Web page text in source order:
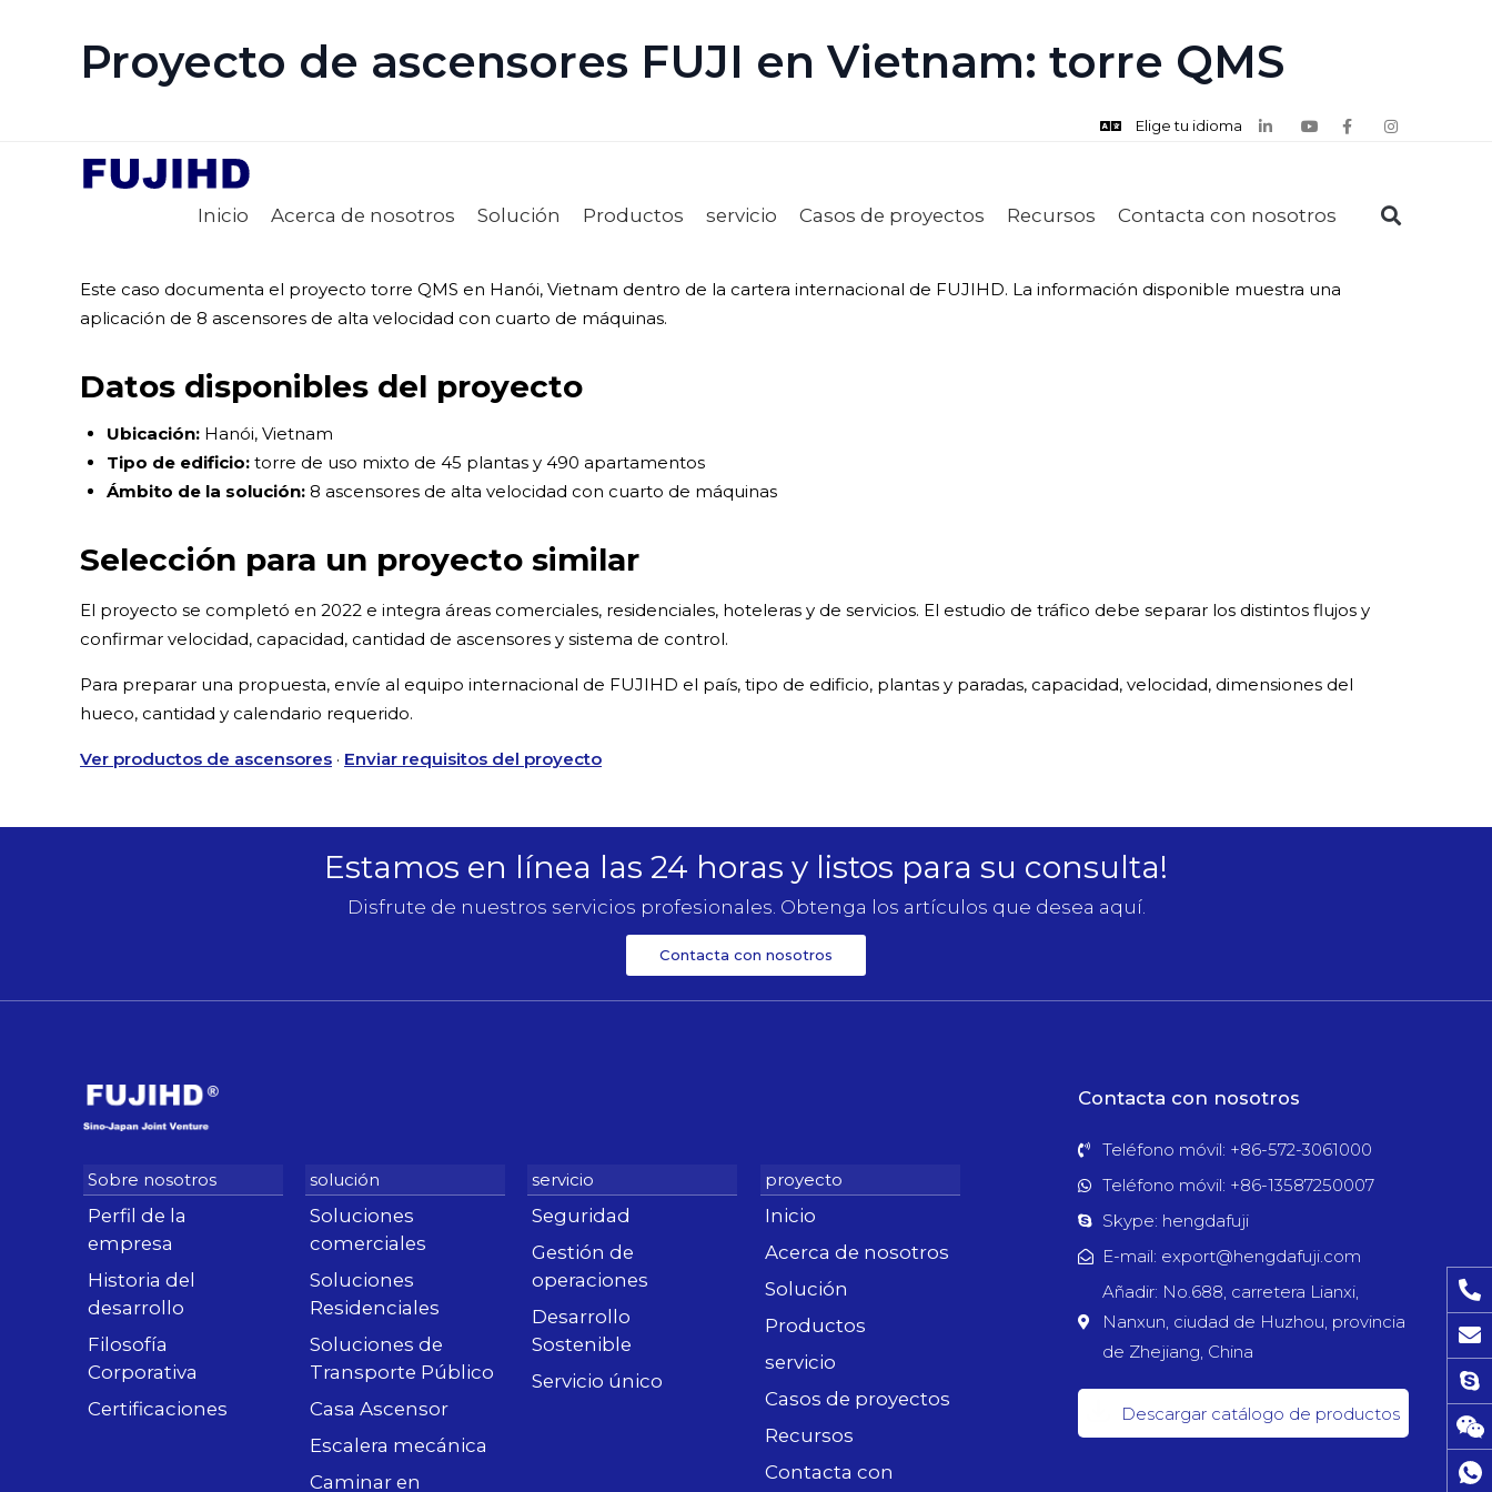
Proyecto de ascensores FUJI en Vietnam: torre QMS
Elige tu idioma
Inicio Acerca de nosotros Solución Productos servicio Casos de proyectos Recursos Contacta con nosotros
Este caso documenta el proyecto torre QMS en Hanói, Vietnam dentro de la cartera internacional de FUJIHD. La información disponible muestra una
aplicación de 8 ascensores de alta velocidad con cuarto de máquinas.
Datos disponibles del proyecto
Ubicación: Hanói, Vietnam
Tipo de edificio: torre de uso mixto de 45 plantas y 490 apartamentos
Ámbito de la solución: 8 ascensores de alta velocidad con cuarto de máquinas
Selección para un proyecto similar
El proyecto se completó en 2022 e integra áreas comerciales, residenciales, hoteleras y de servicios. El estudio de tráfico debe separar los distintos flujos y
confirmar velocidad, capacidad, cantidad de ascensores y sistema de control.
Para preparar una propuesta, envíe al equipo internacional de FUJIHD el país, tipo de edificio, plantas y paradas, capacidad, velocidad, dimensiones del
hueco, cantidad y calendario requerido.
Ver productos de ascensores · Enviar requisitos del proyecto
Estamos en línea las 24 horas y listos para su consulta!
Disfrute de nuestros servicios profesionales. Obtenga los artículos que desea aquí.
Contacta con nosotros
Perfil de la
empresa
Historia del
desarrollo
Filosofía
Corporativa
Certificaciones
Soluciones
comerciales
Soluciones
Residenciales
Soluciones de
Transporte Público
Casa Ascensor
Escalera mecánica
Caminar en
Seguridad
Gestión de
operaciones
Desarrollo
Sostenible
Servicio único
Inicio
Acerca de nosotros
Solución
Productos
servicio
Casos de proyectos
Recursos
Contacta con
Contacta con nosotros
Teléfono móvil: +86-572-3061000
Teléfono móvil: +86-13587250007
Skype: hengdafuji
E-mail: export@hengdafuji.com
Añadir: No.688, carretera Lianxi,
Nanxun, ciudad de Huzhou, provincia
de Zhejiang, China
Descargar catálogo de productos